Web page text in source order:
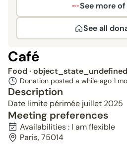
See more of
See all
Café
Food· object_state_undefined
Donation posted a while ago 1
Description
Date limite périmée juillet 2025
Meeting preferences
Availabilities : I am flexible
Paris, 75014